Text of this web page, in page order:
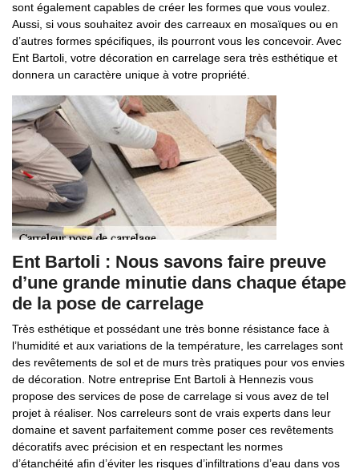
sont également capables de créer les formes que vous voulez.
Aussi, si vous souhaitez avoir des carreaux en mosaïques ou en
d’autres formes spécifiques, ils pourront vous les concevoir. Avec
Ent Bartoli, votre décoration en carrelage sera très esthétique et
donnera un caractère unique à votre propriété.
Ent Bartoli : Nous savons faire preuve
d’une grande minutie dans chaque étape
de la pose de carrelage
Très esthétique et possédant une très bonne résistance face à
l’humidité et aux variations de la température, les carrelages sont
des revêtements de sol et de murs très pratiques pour vos envies
de décoration. Notre entreprise Ent Bartoli à Hennezis vous
propose des services de pose de carrelage si vous avez de tel
projet à réaliser. Nos carreleurs sont de vrais experts dans leur
domaine et savent parfaitement comme poser ces revêtements
décoratifs avec précision et en respectant les normes
d’étanchéité afin d’éviter les risques d’infiltrations d’eau dans vos